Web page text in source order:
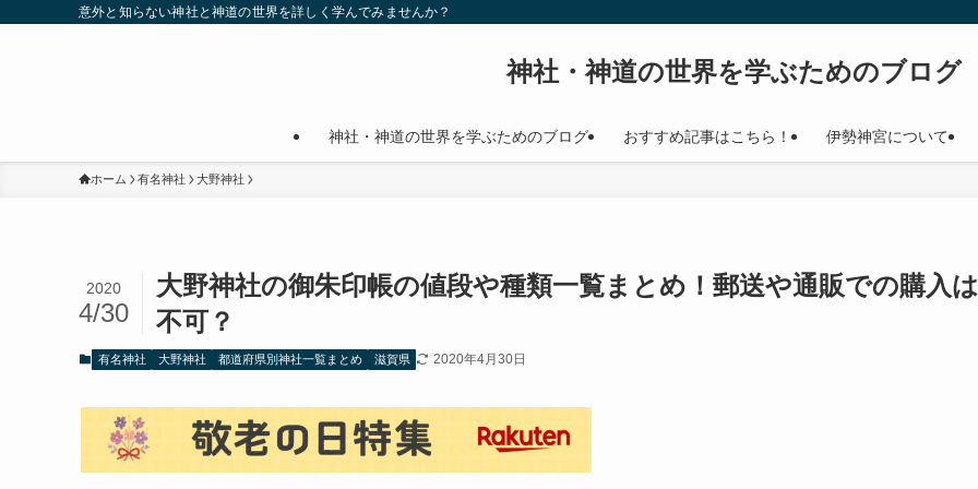
意外と知らない神社と神道の世界を詳しく学んでみませんか？
神社・神道の世界を学ぶためのブログ
神社・神道の世界を学ぶためのブログ おすすめ記事はこちら！ 伊勢神宮について
ホーム 有名神社 大野神社
大野神社の御朱印帳の値段や種類一覧まとめ！郵送や通販での購入は
不可？
2020
4/30
有名神社 大野神社 都道府県別神社一覧まとめ 滋賀県 2020年4月30日